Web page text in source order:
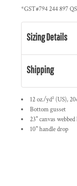
*GST#794 244 897
Sizing Details
Shipping
12 oz./yd² (US),
Bottom gusset
23" canvas webbed
10" handle drop